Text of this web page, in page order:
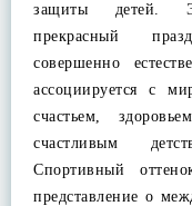
защиты детей.
прекрасный
совершенно
ассоциируется с
счастьем,
счастливым
Спортивный
представление о